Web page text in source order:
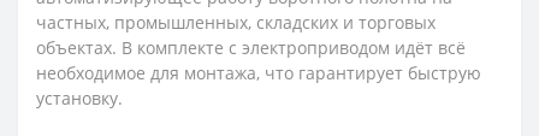
частных, промышленных, складских и торговых
объектах. В комплекте с электроприводом идёт всё
необходимое для монтажа, что гарантирует быструю
установку.